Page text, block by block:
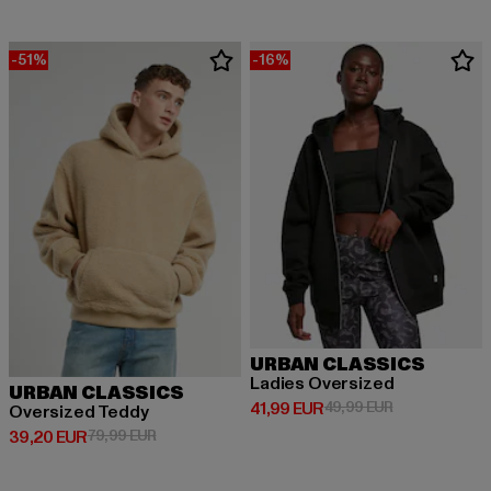
-51%
URBAN CLASSICS
Oversized Teddy
39,20 EUR
Derzeitiger Preis: 39,20 EUR
79,99 EURAktionspreis: 79,99 EUR
-16%
URBAN CLASSICS
Ladies Oversized
41,99 EUR
Derzeitiger Preis: 41,99 EUR
49,99 EURAktionspreis: